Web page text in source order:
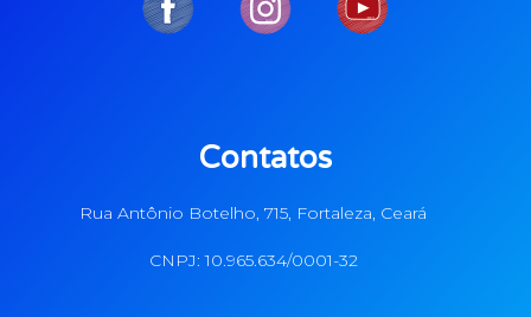
Contatos
Rua Antônio Botelho, 715, Fortaleza, Ceará
CNPJ: 10.965.634/0001-32